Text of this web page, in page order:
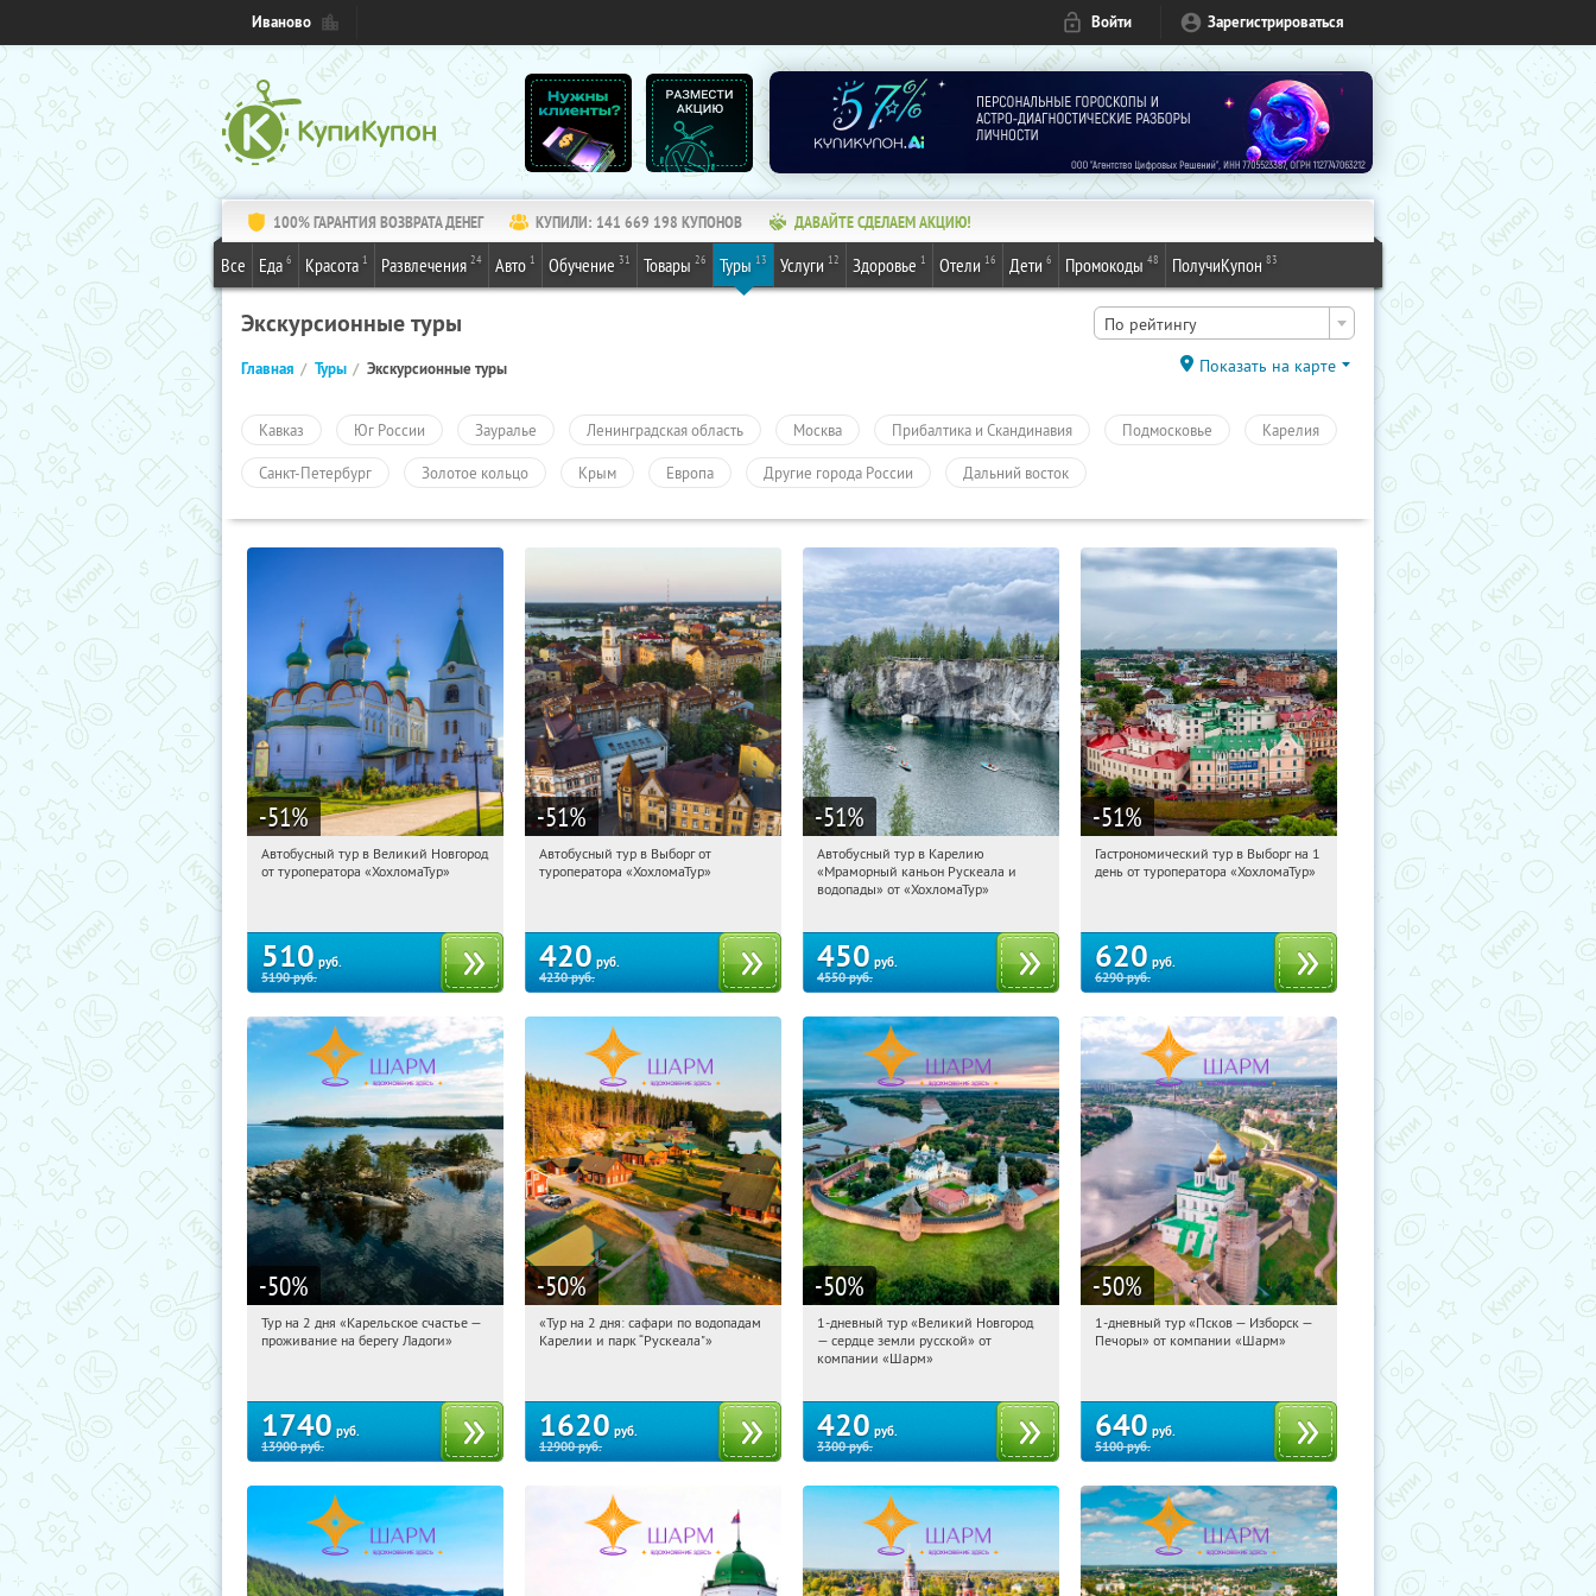
Иваново Войти Зарегистрироваться
100% ГАРАНТИЯ ВОЗВРАТА ДЕНЕГ КУПИЛИ: 141 669 198 КУПОНОВ ДАВАЙТЕ СДЕЛАЕМ АКЦИЮ!
Все Еда 6 Красота 1 Развлечения 24 Авто 1 Обучение 31 Товары 26 Туры 13 Услуги 12 Здоровье 1 Отели 16 Дети 6 Промокоды 48 ПолучиКупон 83
Экскурсионные туры По рейтингу
Главная Туры Экскурсионные туры Показать на карте
Кавказ Юг России Зауралье Ленинградская область Москва Прибалтика и Скандинавия Подмосковье Карелия
Санкт-Петербург Золотое кольцо Крым Европа Другие города России Дальний восток
-51%
11:19:06 Купили:2
Автобусный тур в Великий Новгород
от туроператора «ХохломаТур»
510 руб.
5190руб.
-51%
11:19:06 Купили:
Автобусный тур в Выборг от
туроператора «ХохломаТур»
420 руб.
4230руб.
-51%
11:19:06 Купили:
Сенная площадь
Автобусный тур в Карелию
«Мраморный каньон Рускеала и
водопады» от «ХохломаТур»
450 руб.
4550руб.
-51%
11:19:06 Купили:5
Гастрономический тур в Выборг на 1
день от туроператора «ХохломаТур»
620 руб.
6290руб.
-50%
11:19:06 Купили:39
Тур на 2 дня «Карельское счастье —
проживание на берегу Ладоги»
1740 руб.
13900руб.
-50%
11:19:06 Купили:
«Тур на 2 дня: сафари по водопадам
Карелии и парк “Рускеала"»
1620 руб.
12900руб.
-50%
11:19:06 Купили:22
Достоевская
1-дневный тур «Великий Новгород
— сердце земли русской» от
компании «Шарм»
420 руб.
3300руб.
-50%
11:19:06 Купили:12
1-дневный тур «Псков — Изборск —
Печоры» от компании «Шарм»
640 руб.
5100руб.